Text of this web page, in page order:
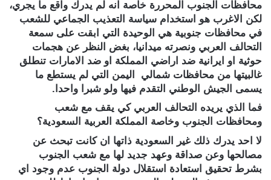
محافظات الجنوب المحررة خاصة انه لم يدرك واقع ما يجري،
لكن الاغرب هو استخدام سياسة التعذيب الجماعي للشعب
في محافظات جنوبية هي الوحيدة التي ابقت على سمعة
التحالف العربي ونصرته ميدانيا، بغض النظر عن هجمات
حوثية او ايرانية ضد اراضي المملكة او ضد الامارات تنطلق
غالبيتها من محافظات شمالي اليمن التي لم يستطع ما
يسمى الجيش الوطني التقدم فيها ولو شبرا واحدا.
فما الذي يريده التحالف العربي كي يقف مع شعب
ومحافظات الجنوب وخاصة المملكة العربية السعودية؟
لا احد يدرك ذلك غير السعودية ذاتها ان كانت تبحث عن
مصالحها وعن صداقة وعهد جديد لها مع شعب الجنوب
بشرط تحقيق استعادة استقلال دولة الجنوب عدم وجود اي